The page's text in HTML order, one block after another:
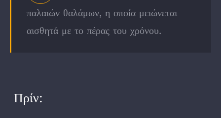
παλαιών θαλάμων, η οποία μειώνεται
αισθητά με το πέρας του χρόνου.
Πρίν: